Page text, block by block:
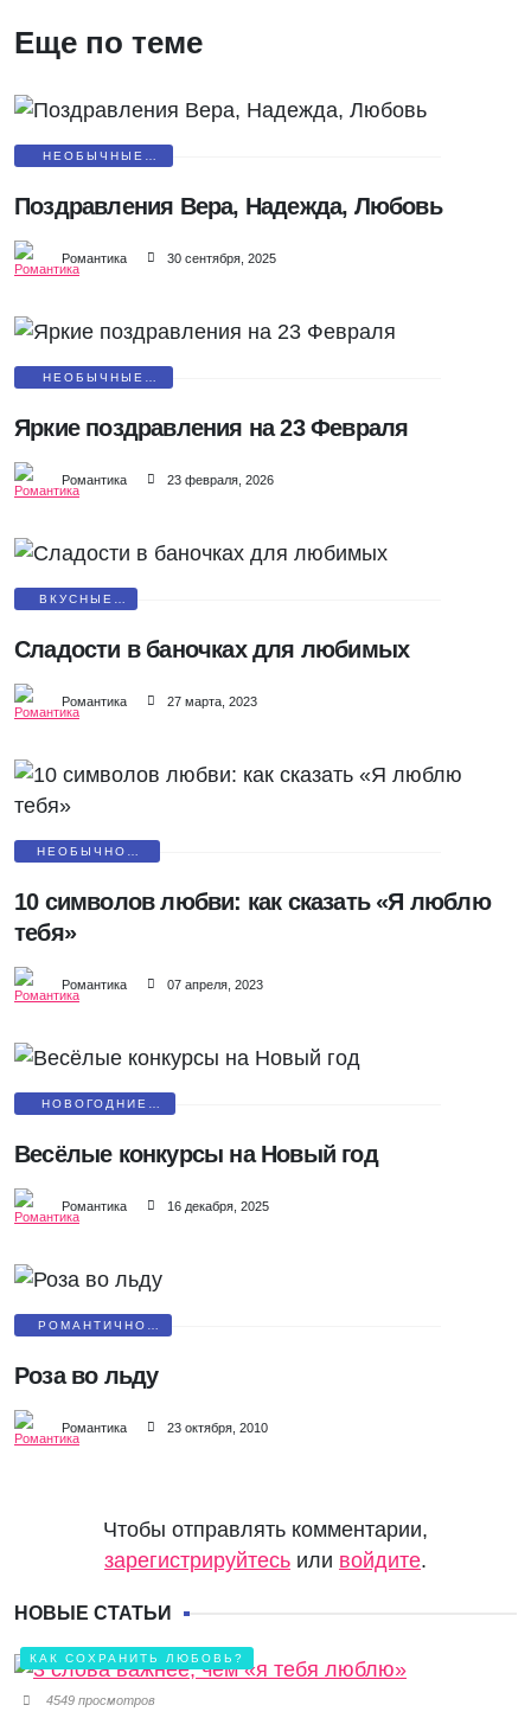
Еще по теме
НЕОБЫЧНЫЕ
Поздравления Вера, Надежда, Любовь
Романтика 30 сентября, 2025
НЕОБЫЧНЫЕ
Яркие поздравления на 23 Февраля
Романтика 23 февраля, 2026
ВКУСНЫЕ
Сладости в баночках для любимых
Романтика 27 марта, 2023
НЕОБЫЧНОЕ
10 символов любви: как сказать «Я люблю
тебя»
Романтика 07 апреля, 2023
НОВОГОДНИЕ
Весёлые конкурсы на Новый год
Романтика 16 декабря, 2025
РОМАНТИЧНО
Роза во льду
Романтика 23 октября, 2010
Чтобы отправлять комментарии,
зарегистрируйтесь или войдите.
НОВЫЕ СТАТЬИ
КАК СОХРАНИТЬ ЛЮБОВЬ?
4549 просмотров